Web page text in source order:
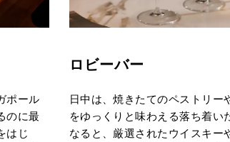
ポール
のに最
はじ
ロビーバー
日中は、焼きたてのペストリー
をゆっくりと味わえる落ち着い
なると、厳選されたウイスキー